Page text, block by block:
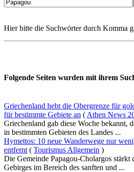
Hier bitte die Suchwörter durch Komma
Folgende Seiten wurden mit ihrem
Griechenland hebt die Obergrenze für
für bestimmte Gebiete an ( Athen News
Griechenland gab diese Woche bekannt,
in bestimmten Gebieten des Landes ...
Hymettos: 10 neue Wanderwege nur
entfernt ( Tourismus Allgemein )
Die Gemeinde Papagou-Cholargos stärkt
Gebirges im Bereich des sanften und ...